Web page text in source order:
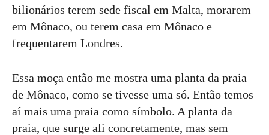
bilionários terem sede fiscal em Malta, morarem
em Mônaco, ou terem casa em Mônaco e
frequentarem Londres.
Essa moça então me mostra uma planta da praia
de Mônaco, como se tivesse uma só. Então temos
aí mais uma praia como símbolo. A planta da
praia, que surge ali concretamente, mas sem